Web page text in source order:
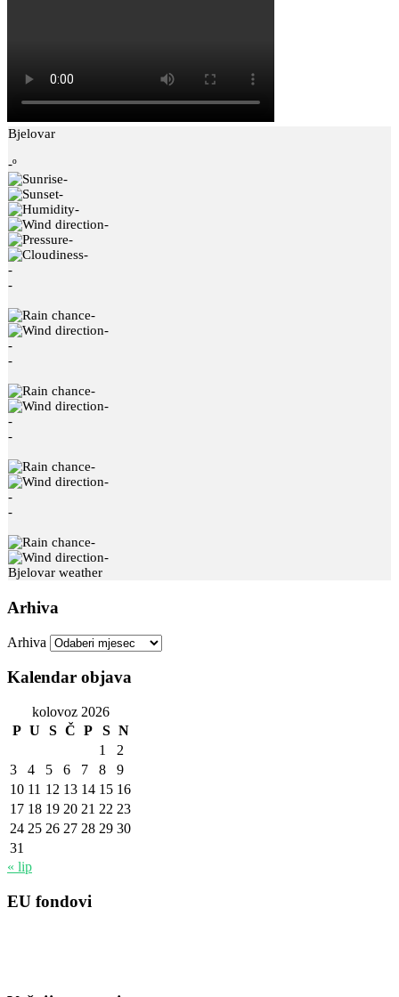
Bjelovar
-º
-
-
-
-
-
-
-
-
-
-
-
-
-
-
-
-
-
-
-
-
-
-
Bjelovar weather
Arhiva
Arhiva
Kalendar objava
kolovoz 2026
P U S Č P S N
1
2
3
4 5 6 7 8
9
10 11 12 13 14 15 16
17 18 19 20 21 22 23
24 25 26 27 28 29 30
31
« lip
EU fondovi